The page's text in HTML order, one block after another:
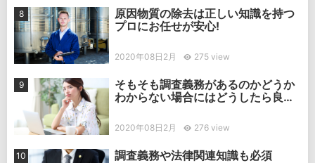
原因物質の除去は正しい知識を持つ
プロにお任せが安心!
2020年08日2月 275 view
そもそも調査義務があるのかどうか
わからない場合にはどうしたら良
2020年08日2月 276 view
調査義務や法律関連知識も必須